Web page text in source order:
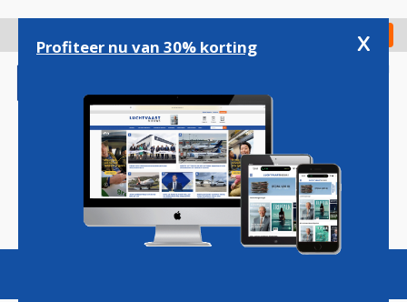
gaan
Check in
Magazine Podcasts Vacatures
Profiteer nu van 30% korting x